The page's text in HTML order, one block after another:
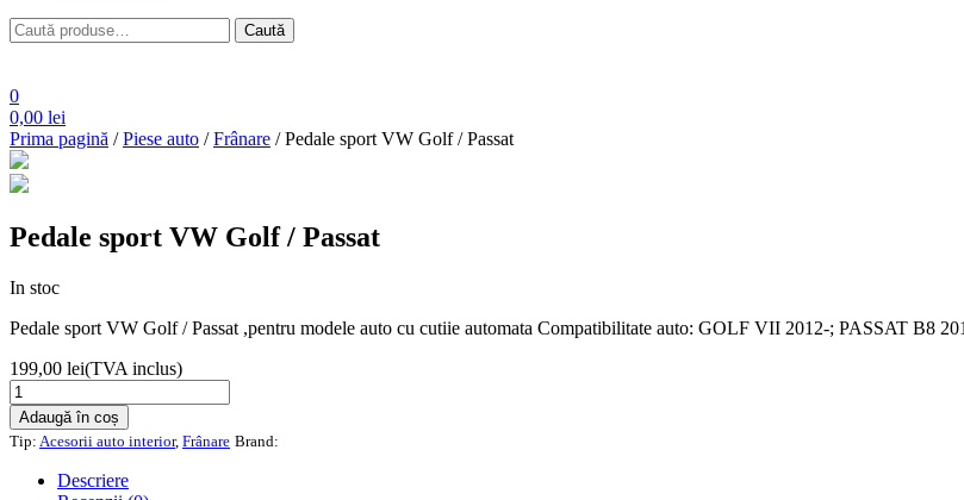
Caută
după:
Caută
0
0,00 lei
Prima pagină /Piese auto /Frânare / Pedale sport VW Golf / Passat
Pedale sport VW Golf / Passat
In stoc
Pedale sport VW Golf / Passat ,pentru modele auto cu cutiie automata Compatibilitate auto: GOLF VII 2012-; PASSAT B8
199,00 lei(TVA inclus)
Cantitate
Pedale
sport
VW
Golf
Adaugă în coș
Tip: Acesorii auto interior, Frânare Brand:
Descriere